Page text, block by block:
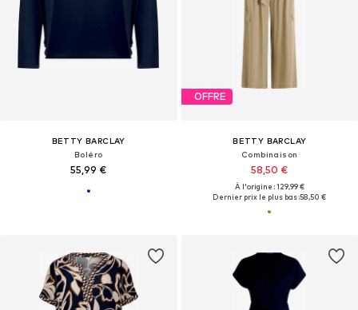
BETTY BARCLAY
Boléro
55,99 €
OFFRE
BETTY BARCLAY
Combinaison
58,50 €
À l'origine : 129,99 €
Dernier prix le plus bas :58,50 €